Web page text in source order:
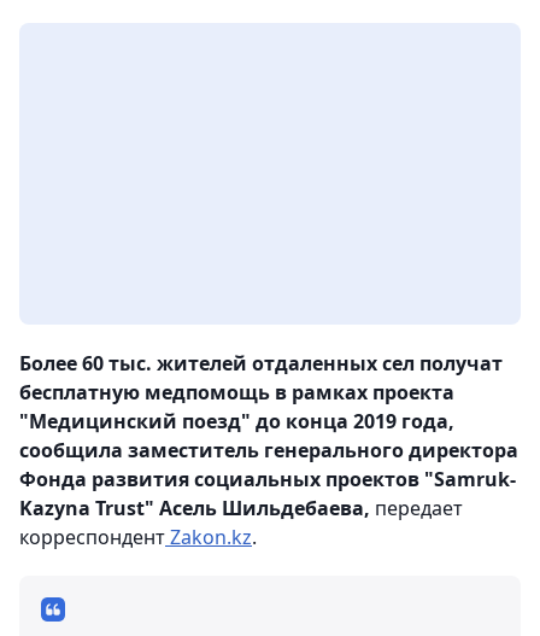
Более 60 тыс. жителей отдаленных сел получат
бесплатную медпомощь в рамках проекта
"Медицинский поезд" до конца 2019 года,
сообщила заместитель генерального директора
Фонда развития социальных проектов "Samruk-
Kazyna Trust" Асель Шильдебаева, передает
корреспондентZakon.kz.